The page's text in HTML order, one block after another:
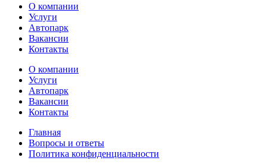
О компании
Услуги
Автопарк
Вакансии
Контакты
О компании
Услуги
Автопарк
Вакансии
Контакты
Главная
Вопросы и ответы
Политика конфиденциальности